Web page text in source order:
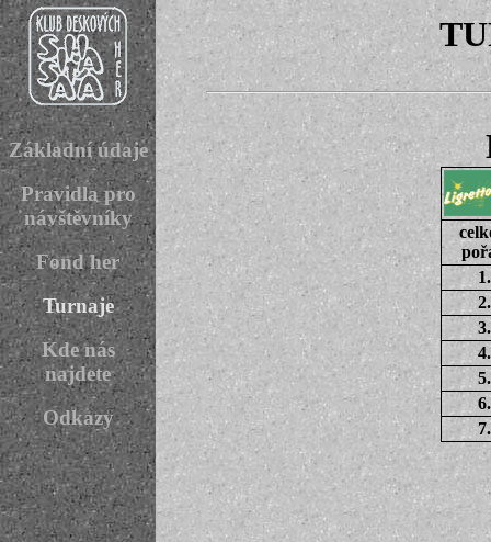
Základní údaje
Pravidla pro
návštěvníky
Fond her
Turnaje
Kde nás
najdete
Odkazy
1.
2.
3.
4.
5.
6.
7.